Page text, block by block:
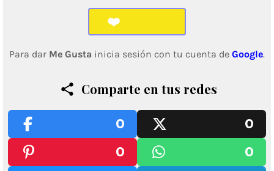
❤️
Para dar Me Gusta inicia sesión con tu cuenta de Google.
Comparte en tus redes
0
0
0
0